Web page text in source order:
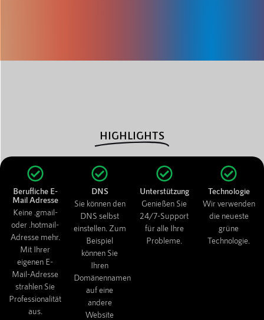
Berufliche E-
Mail Adresse
Keine .gmail-
oder .hotmail-
Adresse mehr.
Mit Ihrer
eigenen E-
Mail-Adresse
strahlen Sie
Professionalität
aus.
DNS
Sie können den
DNS selbst
einstellen. Zum
Beispiel
können Sie
Ihren
Domänennamen
auf eine
andere
Website
Unterstützung
Genießen Sie
24/7-Support
für alle Ihre
Probleme.
Technologie
Wir verwenden
die neueste
grüne
Technologie.
HIGHLIGHTS